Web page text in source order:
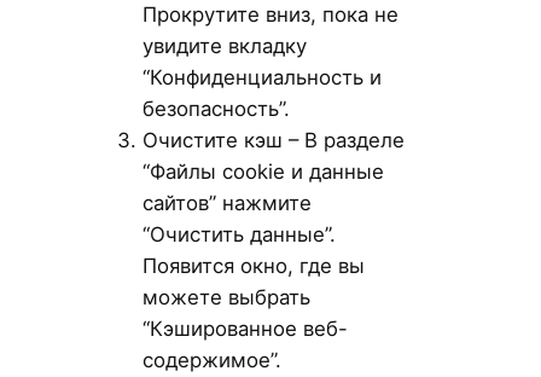
Прокрутите вниз, пока не
увидите вкладку
“Конфиденциальность и
безопасность”.
Очистите кэш – В разделе
“Файлы cookie и данные
сайтов” нажмите
“Очистить данные”.
Появится окно, где вы
можете выбрать
“Кэшированное веб-
содержимое”.